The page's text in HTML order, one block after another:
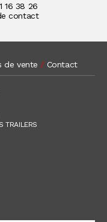
16 38 26
contact
de vente / Contact
TRAILERS